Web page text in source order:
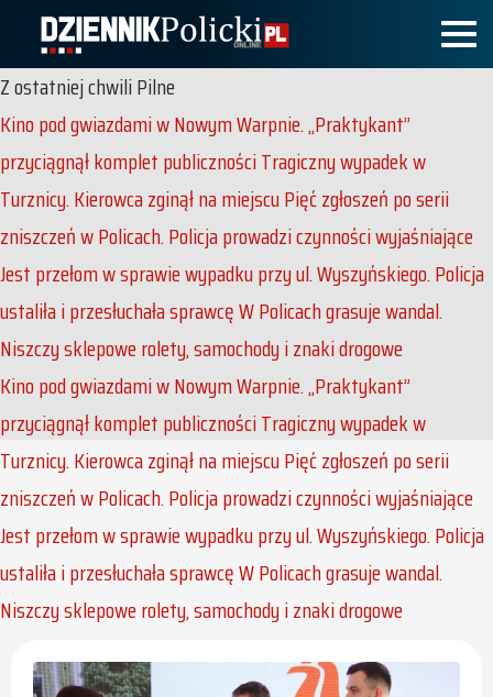
Z ostatniej chwiliPilne
Kino pod gwiazdami w Nowym Warpnie. „Praktykant”
przyciągnął komplet publicznościTragiczny wypadek w
Turznicy. Kierowca zginął na miejscuPięć zgłoszeń po serii
zniszczeń w Policach. Policja prowadzi czynności wyjaśniające
Jest przełom w sprawie wypadku przy ul. Wyszyńskiego. Policja
ustaliła i przesłuchała sprawcęW Policach grasuje wandal.
Niszczy sklepowe rolety, samochody i znaki drogowe
Kino pod gwiazdami w Nowym Warpnie. „Praktykant”
przyciągnął komplet publicznościTragiczny wypadek w
Turznicy. Kierowca zginął na miejscuPięć zgłoszeń po serii
zniszczeń w Policach. Policja prowadzi czynności wyjaśniające
Jest przełom w sprawie wypadku przy ul. Wyszyńskiego. Policja
ustaliła i przesłuchała sprawcęW Policach grasuje wandal.
Niszczy sklepowe rolety, samochody i znaki drogowe